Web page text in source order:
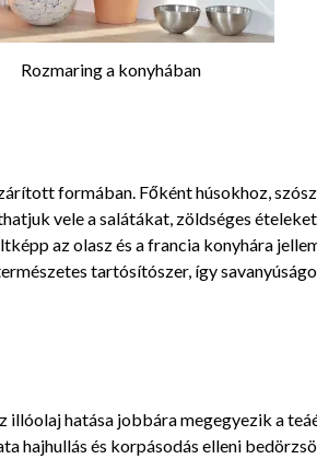
Rozmaring a konyhában
formában. Főként húsokhoz,
vele a salátákat, zöldséges
az olasz és a francia konyhára
tartósítószer, így
hatása jobbára megegyezik a
hajhullás és korpásodás elleni